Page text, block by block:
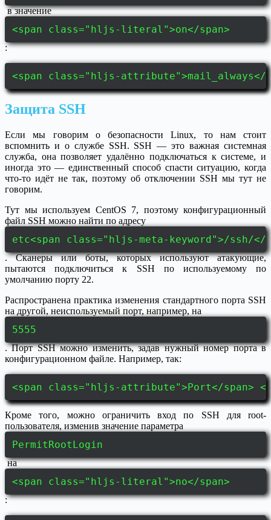
в значение
<span class="hljs-literal">on</span>
:
<span class="hljs-
Защита SSH
Если мы говорим о безопасности Linux, то нам стоит
вспомнить и о службе SSH. SSH — это важная системная
служба, она позволяет удалённо подключаться к системе, и
иногда это — единственный способ спасти ситуацию, когда
что-то идёт не так, поэтому об отключении SSH мы тут не
говорим.
Тут мы используем CentOS 7, поэтому конфигурационный
файл SSH можно найти по адресу
etc<span class="hljs-meta-keyword">/ssh/</
. Сканеры или боты, которых используют атакующие,
пытаются подключиться к SSH по используемому по
умолчанию порту 22.
Распространена практика изменения стандартного порта SSH
на другой, неиспользуемый порт, например, на
5555
. Порт SSH можно изменить, задав нужный номер порта в
конфигурационном файле. Например, так:
<span class="hljs-attribute">Port</span>
Кроме того, можно ограничить вход по SSH для root-
пользователя, изменив значение параметра
PermitRootLogin
на
<span class="hljs-literal">no</span>
: